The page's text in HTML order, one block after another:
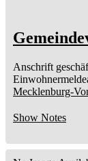
Anschrift
Mecklenburg-
Show Notes